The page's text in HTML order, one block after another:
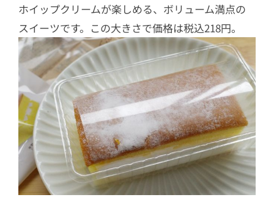
ホイップクリームが楽しめる、ボリューム満点の
スイーツです。この大きさで価格は税込218円。